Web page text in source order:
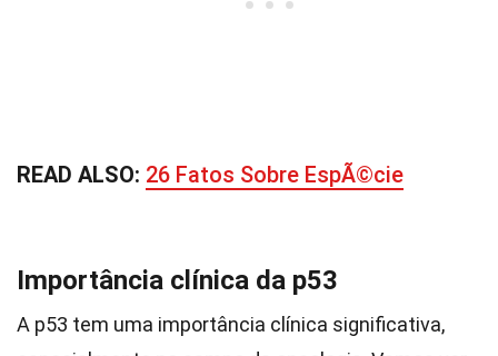
READ ALSO: 26 Fatos Sobre EspÃ©cie
Importância clínica da p53
A p53 tem uma importância clínica significativa,